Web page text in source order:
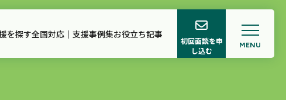
を探す全国対応｜支援事例集お役立ち記事
初回面談を申
し込む
MENU